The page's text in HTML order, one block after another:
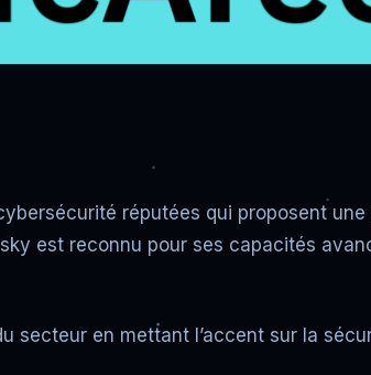
réputées qui proposent
est reconnu pour ses capacités
secteur en mettant l’accent sur la